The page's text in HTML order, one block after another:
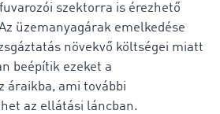
szektorra is érezhető
üzemanyagárak emelkedése
növekvő költségei miatt
beépítik ezeket a
áraikba, ami további
az ellátási láncban.